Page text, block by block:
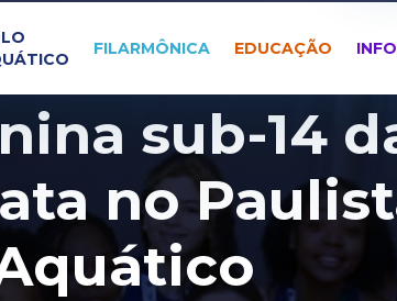
FILARMÔNICA EDUCAÇÃO
global Notícias Polo Aquático
sub-14
no